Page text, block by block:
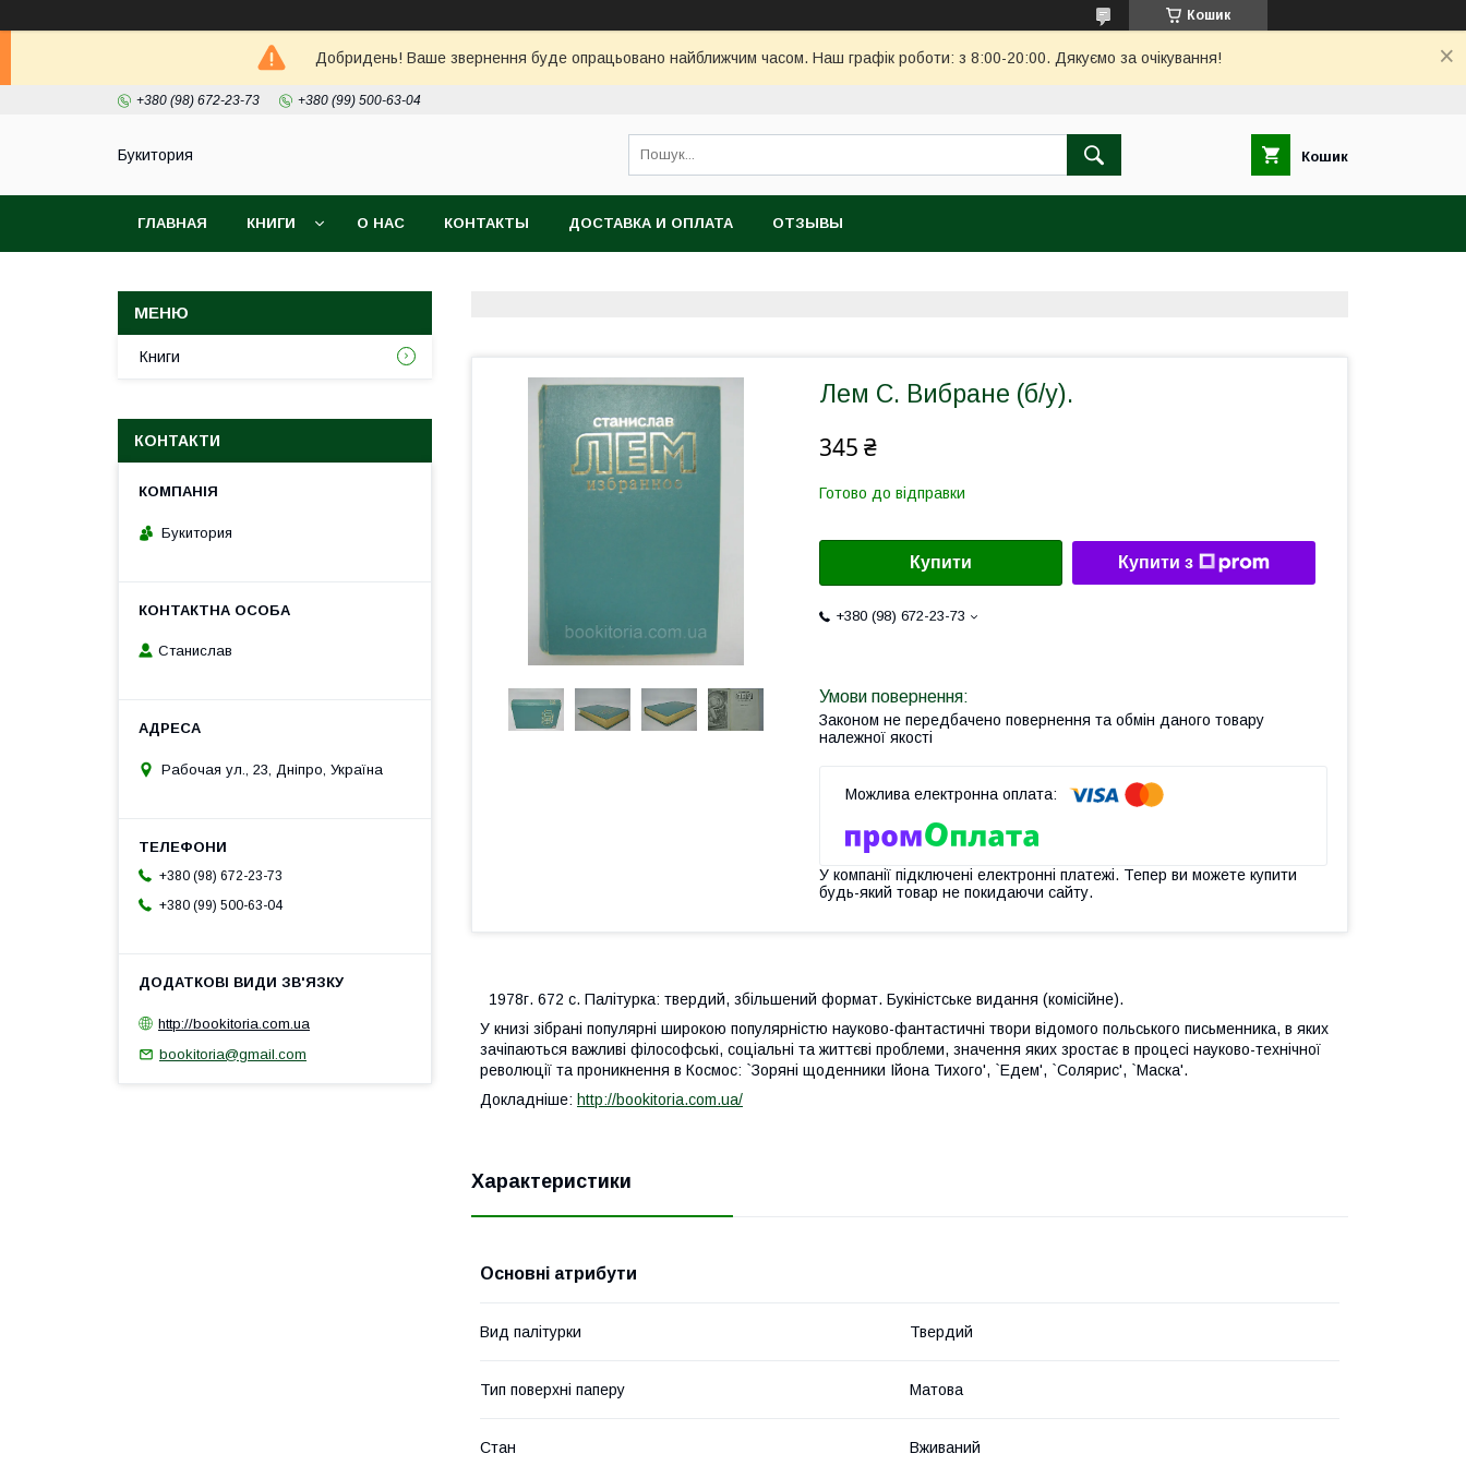
Кошик
Добридень! Ваше звернення буде опрацьовано найближчим часом. Наш графік роботи: з 8:00-20:00. Дякуємо за очікування!
+380 (98) 672-23-73 +380 (99) 500-63-04
Букитория Кошик
ГЛАВНАЯ КНИГИ О НАС КОНТАКТЫ ДОСТАВКА И ОПЛАТА ОТЗЫВЫ
Лем С. Вибране (б/у).
345 ₴
Готово до відправки
Купити Купити з
+380 (98) 672-23-73
Законом не передбачено повернення та обмін даного товару
належної якості
У компанії підключені електронні платежі. Тепер ви можете купити
будь-який товар не покидаючи сайту.
1978г. 672 с. Палітурка: твердий, збільшений формат. Букіністське видання (комісійне).
У книзі зібрані популярні широкою популярністю науково-фантастичні твори відомого польського письменника, в яких
зачіпаються важливі філософські, соціальні та життєві проблеми, значення яких зростає в процесі науково-технічної
революції та проникнення в Космос: `Зоряні щоденники Ійона Тихого', `Едем', `Солярис', `Маска'.
Докладніше: http://bookitoria.com.ua/
Характеристики
Основні атрибути
Вид палітурки Твердий
Тип поверхні паперу Матова
Стан Вживаний
Книги
КОНТАКТИ
Букитория
Станислав
Рабочая ул., 23, Дніпро, Україна
+380 (98) 672-23-73
+380 (99) 500-63-04
http://bookitoria.com.ua
bookitoria@gmail.com